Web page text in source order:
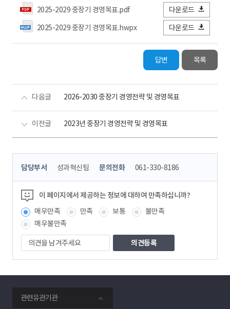
2025-2029 중장기 경영목표.pdf
다운로드
2025-2029 중장기 경영목표.hwpx
다운로드
답변 목록
다음글 2026-2030 중장기 경영전략 및 경영목표
이전글 2023년 중장기 경영전략 및 경영목표
콘
츠
정
보
책
임
자
담당부서 성과혁신팀 문의전화 061-330-8186
이 페이지에서 제공하는 정보에 대하여 만족하십니까?
매우만족
만족 보통
불만족
매우불만족
의
견
을
겨
주
세
요
관련유관기관